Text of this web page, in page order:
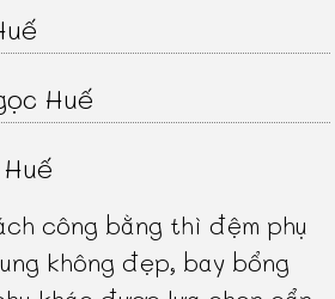
Huế
công bằng thì đệm phụ
không đẹp, bay bổng